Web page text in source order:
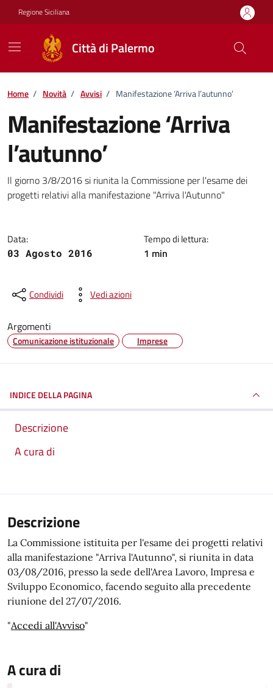
Vai ai contenuti
Vai al footer
Regione Siciliana
Città di Palermo
Home / Novità / Avvisi / Manifestazione ‘Arriva l’autunno’
Manifestazione ‘Arriva
l’autunno’
Dettagli della notizia
Il giorno 3/8/2016 si riunita la Commissione per l'esame dei
progetti relativi alla manifestazione "Arriva l'Autunno"
Data:
03 Agosto 2016
Tempo di lettura:
1 min
Condividi Vedi azioni
Argomenti
Comunicazione istituzionale Imprese
INDICE DELLA PAGINA
Descrizione
A cura di
Descrizione
La Commissione istituita per l'esame dei progetti relativi
alla manifestazione "Arriva l'Autunno", si riunita in data
03/08/2016, presso la sede dell'Area Lavoro, Impresa e
Sviluppo Economico, facendo seguito alla precedente
riunione del 27/07/2016.
"Accedi all'Avviso"
A cura di